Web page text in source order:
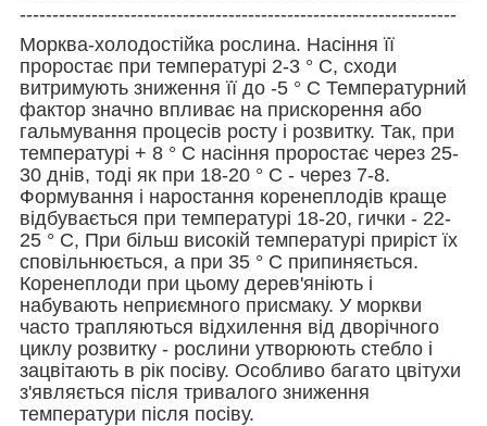
-------------------------------------------------------------------
Морква-холодостійка рослина. Насіння її
проростає при температурі 2-3 ° С, сходи
витримують зниження її до -5 ° С Температурний
фактор значно впливає на прискорення або
гальмування процесів росту і розвитку. Так, при
температурі + 8 ° С насіння проростає через 25-
30 днів, тоді як при 18-20 ° С - через 7-8.
Формування і наростання коренеплодів краще
відбувається при температурі 18-20, гички - 22-
25 ° С, При більш високій температурі приріст їх
сповільнюється, а при 35 ° С припиняється.
Коренеплоди при цьому дерев'яніють і
набувають неприємного присмаку. У моркви
часто трапляються відхилення від дворічного
циклу розвитку - рослини утворюють стебло і
зацвітають в рік посіву. Особливо багато цвітухи
з'являється після тривалого зниження
температури після посіву.